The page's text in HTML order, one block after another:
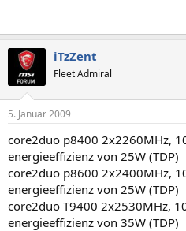
iTzZent
Fleet Admiral
5. Januar 2009
core2duo p8400 2x2260MHz,
energieeffizienz von 25W (TDP)
core2duo p8600 2x2400MHz,
energieeffizienz von 25W (TDP)
core2duo T9400 2x2530MHz,
energieeffizienz von 35W (TDP)